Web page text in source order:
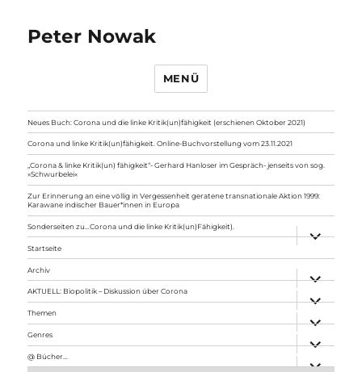
Peter Nowak
MENÜ
Neues Buch: Corona und die linke Kritik(un)fähigkeit (erschienen Oktober 2021)
Corona und linke Kritik(un)fähigkeit. Online-Buchvorstellung vom 23.11.2021
„Corona & linke Kritik(un) fähigkeit“- Gerhard Hanloser im Gespräch- jenseits von sog.
»Schwurbelei«
Zur Erinnerung an eine völlig in Vergessenheit geratene transnationale Aktion 1999:
Karawane indischer Bauer*innen in Europa
Sonderseiten zu…Corona und die linke Kritik(un)Fähigkeit).
anzeigen
Startseite
Archiv
anzeigen
AKTUELL: Biopolitik – Diskussion über Corona
anzeigen
Themen
anzeigen
Genres
anzeigen
@ Bücher…